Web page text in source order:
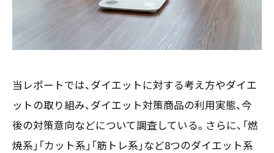
Mail form
06-6538-5358
［ 9:00-17:00 土日祝除く ］
セミナー情報
TPCジャーナル
- エントリー一覧
- TPCでの働き方
情報セキュリティ基本方針
コンプライアンス規程
プライバシーポリシー
当レポートでは、ダイエットに対する考え方やダイエ
ットの取り組み、ダイエット対策商品の利用実態、今
後の対策意向などについて調査している。さらに、「燃
焼系」「カット系」「筋トレ系」など8つのダイエット系